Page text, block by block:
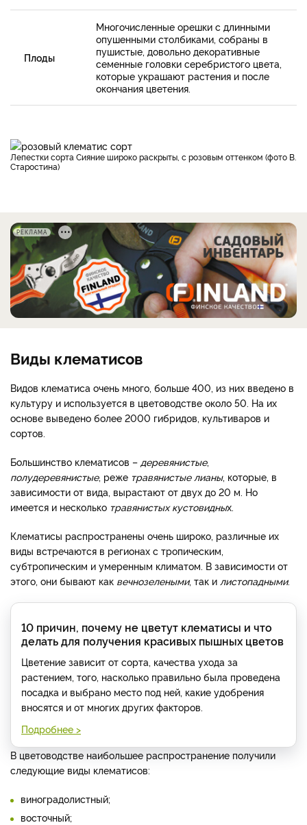
Плоды
Многочисленные орешки с длинными
опушенными столбиками, собраны в
пушистые, довольно декоративные
семенные головки серебристого цвета,
которые украшают растения и после
окончания цветения.
Лепестки сорта Сияние широко раскрыты, с розовым оттенком (фото В.
Старостина)
РЕКЛАМА
Виды клематисов
Видов клематиса очень много, больше 400, из них введено в
культуру и используется в цветоводстве около 50. На их
основе выведено более 2000 гибридов, культиваров и
сортов.
Большинство клематисов – деревянистые,
полудеревянистые, реже травянистые лианы, которые, в
зависимости от вида, вырастают от двух до 20 м. Но
имеется и несколько травянистых кустовидных.
Клематисы распространены очень широко, различные их
виды встречаются в регионах с тропическим,
субтропическим и умеренным климатом. В зависимости от
этого, они бывают как вечнозелеными, так и листопадными.
10 причин, почему не цветут клематисы и что
делать для получения красивых пышных цветов
Цветение зависит от сорта, качества ухода за
растением, того, насколько правильно была проведена
посадка и выбрано место под ней, какие удобрения
вносятся и от многих других факторов.
Подробнее >
В цветоводстве наибольшее распространение получили
следующие виды клематисов:
виноградолистный;
восточный;